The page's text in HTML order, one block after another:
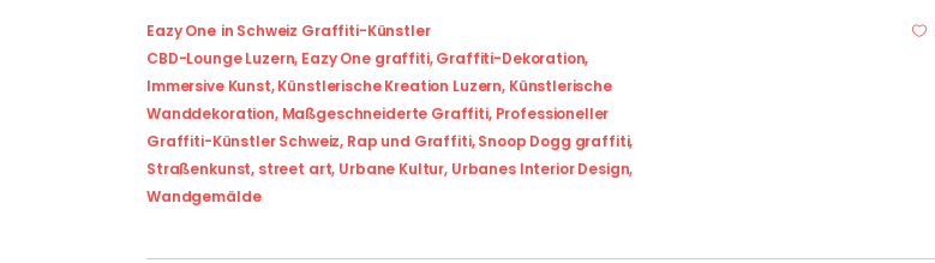
Eazy One in Schweiz Graffiti-Künstler
CBD-Lounge Luzern, Eazy One graffiti,Graffiti-Dekoration,
Immersive Kunst,Künstlerische Kreation Luzern, Künstlerische
Wanddekoration, Maßgeschneiderte Graffiti, Professioneller
Graffiti-Künstler Schweiz, Rap und Graffiti,Snoop Dogg graffiti,
Straßenkunst, street art, Urbane Kultur, Urbanes Interior Design,
Wandgemälde